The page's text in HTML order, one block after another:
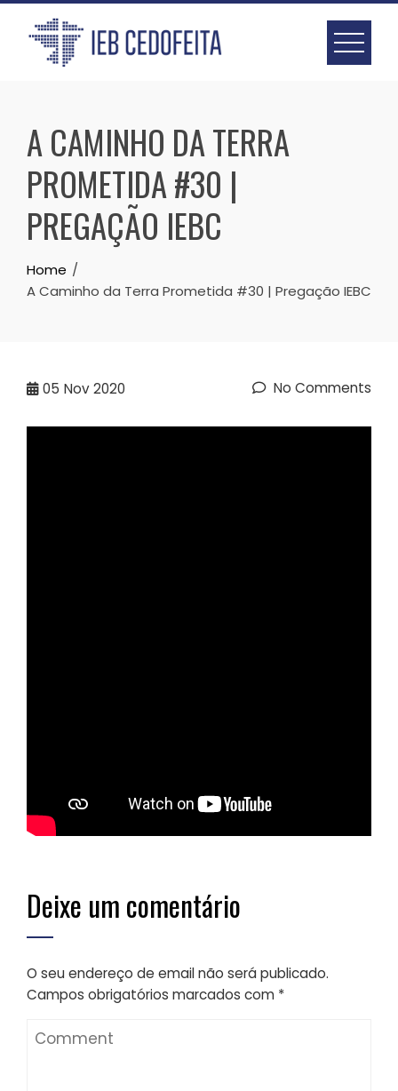
Skip
content
A CAMINHO DA TERRA
PROMETIDA #30 |
PREGAÇÃO IEBC
Home
A Caminho da Terra Prometida #30 | Pregação IEBC
05 Nov 2020 No Comments
Deixe um comentário
O seu endereço de email não será publicado.
Campos obrigatórios marcados com *